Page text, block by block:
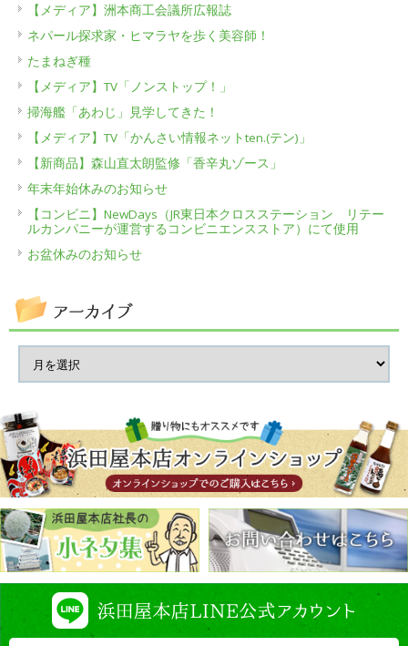
【メディア】洲本商工会議所広報誌
ネパール探求家・ヒマラヤを歩く美容師！
たまねぎ種
【メディア】TV「ノンストップ！」
掃海艦「あわじ」見学してきた！
【メディア】TV「かんさい情報ネットten.(テン)」
【新商品】森山直太朗監修「香辛丸ゾース」
年末年始休みのお知らせ
【コンビニ】NewDays（JR東日本クロスステーション リテー
ルカンパニーが運営するコンビニエンスストア）にて使用
お盆休みのお知らせ